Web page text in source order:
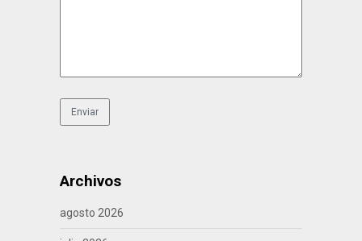
Archivos
agosto 2026